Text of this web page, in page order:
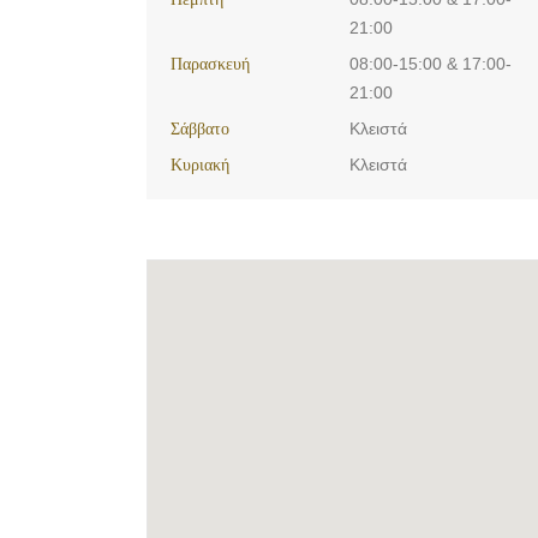
21:00
Παρασκευή
08:00-15:00 & 17:00-
21:00
Σάββατο
Κλειστά
Κυριακή
Κλειστά